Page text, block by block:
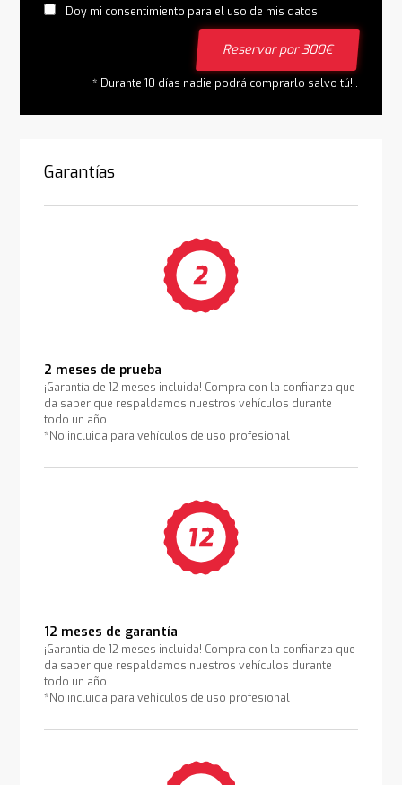
Doy mi consentimiento para el uso de mis datos
Reservar por 300€
* Durante 10 días nadie podrá comprarlo salvo tú!!.
Garantías
2 meses de prueba
¡Garantía de 12 meses incluida! Compra con la confianza que
da saber que respaldamos nuestros vehículos durante
todo un año.
*No incluida para vehículos de uso profesional
12 meses de garantía
¡Garantía de 12 meses incluida! Compra con la confianza que
da saber que respaldamos nuestros vehículos durante
todo un año.
*No incluida para vehículos de uso profesional